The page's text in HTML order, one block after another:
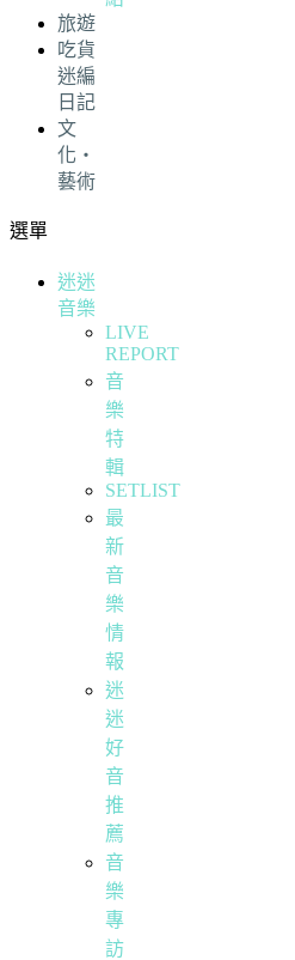
旅遊
吃貨
迷編
日記
文
化・
藝術
選單
迷迷
音樂
LIVE
REPORT
音
樂
特
輯
SETLIST
最
新
音
樂
情
報
迷
迷
好
音
推
薦
音
樂
專
訪